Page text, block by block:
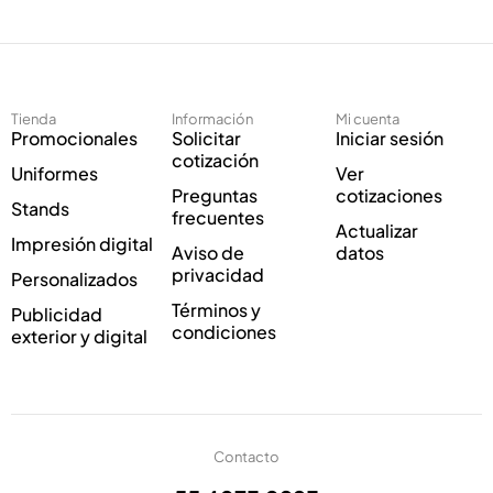
o
r
r
o
E
e
c
r
ó
c
c
n
i
c
o
*
Tienda
Promocionales
Uniformes
Stands
Impresión digital
Personalizados
Publicidad
exterior y digital
Información
Solicitar
cotización
Preguntas
frecuentes
Aviso de
privacidad
Términos y
condiciones
Mi cuenta
Iniciar sesión
Ver
cotizaciones
Actualizar
datos
Contacto